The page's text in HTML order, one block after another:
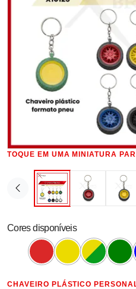
TOQUE EM UMA MINIATURA
Cores disponíveis
CHAVEIRO PLÁSTICO